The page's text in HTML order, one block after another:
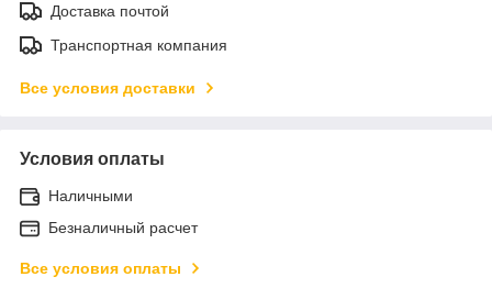
Доставка почтой
Транспортная компания
Все условия доставки
Условия оплаты
Наличными
Безналичный расчет
Все условия оплаты